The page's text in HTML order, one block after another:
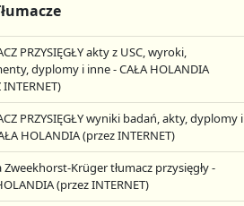
PRZYSIĘGŁY akty z USC, wyroki,
dyplomy i inne - CAŁA HOLANDIA
INTERNET)
PRZYSIĘGŁY wyniki badań, akty, dyplomy i
HOLANDIA (przez INTERNET)
Zweekhorst-Krüger tłumacz przysięgły -
(przez INTERNET)